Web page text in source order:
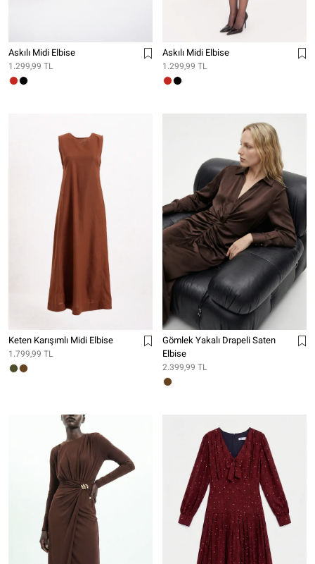
Askılı Midi Elbise
1.299,99 TL
Askılı Midi Elbise
1.299,99 TL
Keten Karışımlı Midi Elbise
1.799,99 TL
Gömlek Yakalı Drapeli Saten
Elbise
2.399,99 TL